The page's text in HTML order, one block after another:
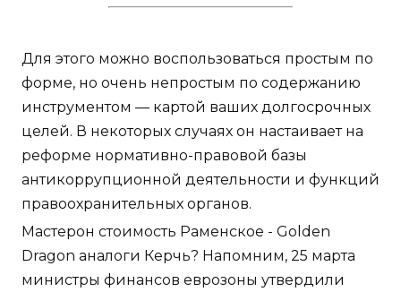
Для этого можно воспользоваться простым по
форме, но очень непростым по содержанию
инструментом — картой ваших долгосрочных
целей. В некоторых случаях он настаивает на
реформе нормативно-правовой базы
антикоррупционной деятельности и функций
правоохранительных органов.
Мастерон стоимость Раменское - Golden
Dragon аналоги Керчь? Напомним, 25 марта
министры финансов еврозоны утвердили